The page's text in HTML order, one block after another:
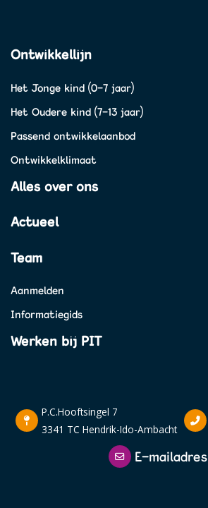
Ontwikkellijn
Het Jonge kind (0-7 jaar)
Het Oudere kind (7-13 jaar)
Passend ontwikkelaanbod
Ontwikkelklimaat
Alles over ons
Actueel
Team
Aanmelden
Informatiegids
Werken bij PIT
P.C.Hooftsingel 7
3341 TC Hendrik-Ido-Ambacht
E-mailadres